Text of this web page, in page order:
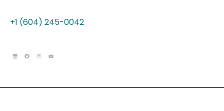
+1 (604) 245-0042